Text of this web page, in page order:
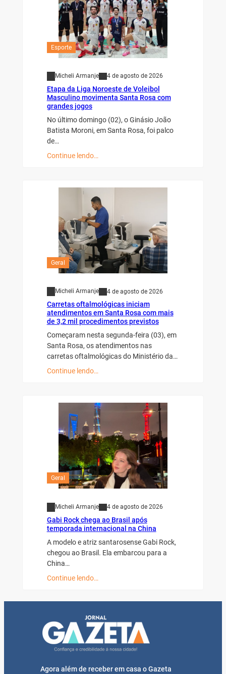
Esporte
Micheli Armanje 4 de agosto de 2026
Etapa da Liga Noroeste de Voleibol
Masculino movimenta Santa Rosa com
grandes jogos
No último domingo (02), o Ginásio João
Batista Moroni, em Santa Rosa, foi palco
de…
Continue lendo…
Geral
Micheli Armanje 4 de agosto de 2026
Carretas oftalmológicas iniciam
atendimentos em Santa Rosa com mais
de 3,2 mil procedimentos previstos
Começaram nesta segunda-feira (03), em
Santa Rosa, os atendimentos nas
carretas oftalmológicas do Ministério da…
Continue lendo…
Geral
Micheli Armanje 4 de agosto de 2026
Gabi Rock chega ao Brasil após
temporada internacional na China
A modelo e atriz santarosense Gabi Rock,
chegou ao Brasil. Ela embarcou para a
China…
Continue lendo…
Agora além de receber em casa o Gazeta